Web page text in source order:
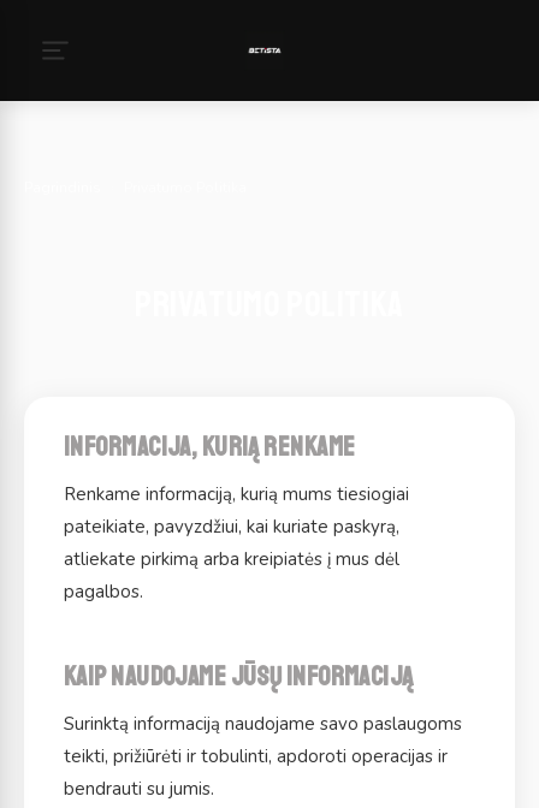
Informacija, kurią renkame
Renkame informaciją, kurią mums tiesiogiai
pateikiate, pavyzdžiui, kai kuriate paskyrą,
atliekate pirkimą arba kreipiatės į mus dėl
pagalbos.
Kaip naudojame jūsų informaciją
Surinktą informaciją naudojame savo paslaugoms
teikti, prižiūrėti ir tobulinti, apdoroti operacijas ir
bendrauti su jumis.